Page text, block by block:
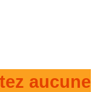
aucune